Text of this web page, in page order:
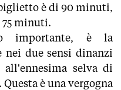
è di 90 minuti,
75 minuti.
importante, è la
nei due sensi dinanzi
selva di
è una vergogna